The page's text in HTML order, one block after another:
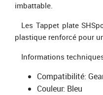
imbattable.
Les Tappet plate SHS
plastique renforcé pour
Informations
Compatibilité:
Couleur: Bleu